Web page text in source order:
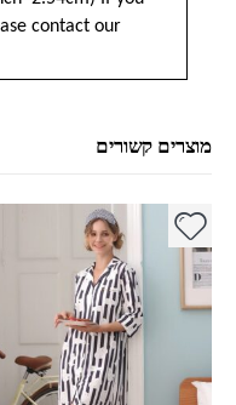
contact our
מוצרים קשורים
למוצר זה יש מספר סוגים. ניתן לבחור את האפשרויות בעמוד המוצר